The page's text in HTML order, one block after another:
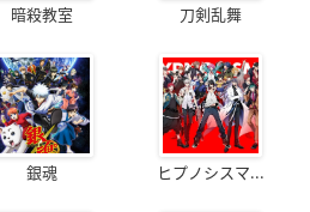
暗殺教室 刀剣乱舞
銀魂 ヒプノシスマ...